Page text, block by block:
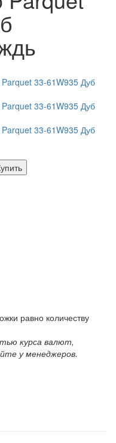
равно количеству
курса валют,
у менеджеров.